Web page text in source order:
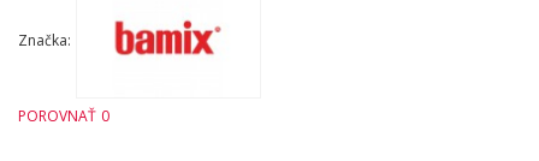
Značka:
POROVNAŤ 0